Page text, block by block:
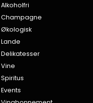
Alkoholfri
Champagne
Økologisk
Lande
Delikatesser
Vine
Spiritus
Events